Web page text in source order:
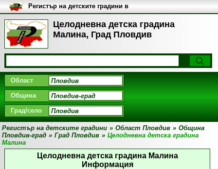
Целодневна детска градина
Малина, Град Пловдив
Регистър на детските градини в
България
Област
Община
Град/село
Регистър на детските градини » Област Пловдив » Община
Пловдив-град » Град Пловдив » Целодневна детска градина
Малина
Целодневна детска градина Малина
Информация